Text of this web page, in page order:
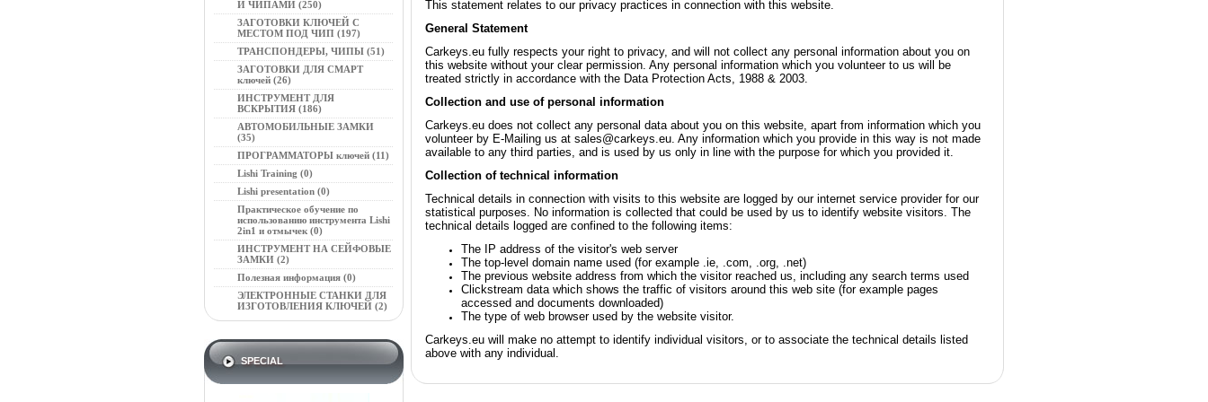
И ЧИПАМИ (250)
ЗАГОТОВКИ КЛЮЧЕЙ С
МЕСТОМ ПОД ЧИП (197)
ТРАНСПОНДЕРЫ, ЧИПЫ (51)
ЗАГОТОВКИ ДЛЯ СМАРТ
ключей (26)
ИНСТРУМЕНТ ДЛЯ
ВСКРЫТИЯ (186)
АВТОМОБИЛЬНЫЕ ЗАМКИ
(35)
ПРОГРАММАТОРЫ ключей (11)
Lishi Training (0)
Lishi presentation (0)
Практическое обучение по
использованию инструмента Lishi
2in1 и отмычек (0)
ИНСТРУМЕНТ НА СЕЙФОВЫЕ
ЗАМКИ (2)
Полезная информация (0)
ЭЛЕКТРОННЫЕ СТАНКИ ДЛЯ
ИЗГОТОВЛЕНИЯ КЛЮЧЕЙ (2)
SPECIAL
SPECIAL
SPECIAL
SPECIAL
SPECIAL
SPECIAL
SPECIAL
SPECIAL
SPECIAL
SPECIAL
This statement relates to our privacy practices in connection with this website.
General Statement
Carkeys.eu fully respects your right to privacy, and will not collect any personal information about you on
this website without your clear permission. Any personal information which you volunteer to us will be
treated strictly in accordance with the Data Protection Acts, 1988 & 2003.
Collection and use of personal information
Carkeys.eu does not collect any personal data about you on this website, apart from information which you
volunteer by E-Mailing us at sales@carkeys.eu. Any information which you provide in this way is not made
available to any third parties, and is used by us only in line with the purpose for which you provided it.
Collection of technical information
Technical details in connection with visits to this website are logged by our internet service provider for our
statistical purposes. No information is collected that could be used by us to identify website visitors. The
technical details logged are confined to the following items:
The IP address of the visitor's web server
The top-level domain name used (for example .ie, .com, .org, .net)
The previous website address from which the visitor reached us, including any search terms used
Clickstream data which shows the traffic of visitors around this web site (for example pages
accessed and documents downloaded)
The type of web browser used by the website visitor.
Carkeys.eu will make no attempt to identify individual visitors, or to associate the technical details listed
above with any individual.